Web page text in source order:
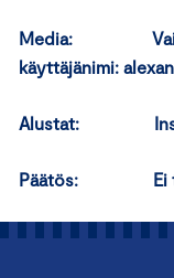
Media:
käyttäjänimi:
Alustat:
Päätös: Ei